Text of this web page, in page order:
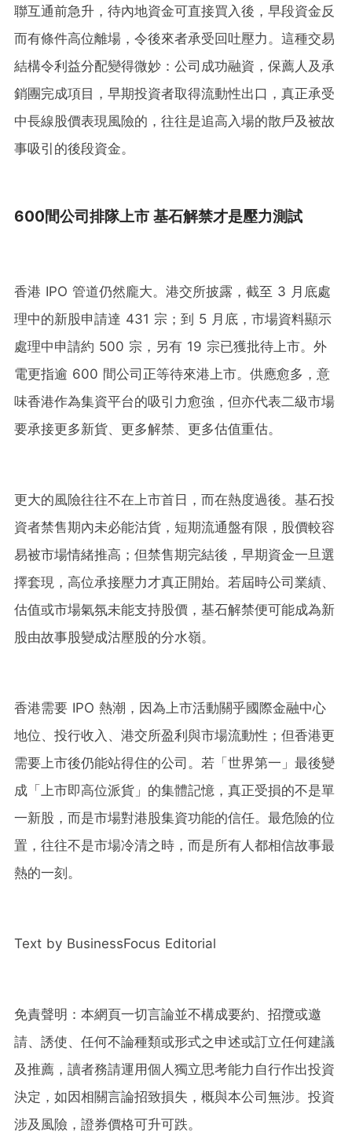
聯互通前急升，待內地資金可直接買入後，早段資金反
而有條件高位離場，令後來者承受回吐壓力。這種交易
結構令利益分配變得微妙：公司成功融資，保薦人及承
銷團完成項目，早期投資者取得流動性出口，真正承受
中長線股價表現風險的，往往是追高入場的散戶及被故
事吸引的後段資金。
600間公司排隊上市 基石解禁才是壓力測試
香港 IPO 管道仍然龐大。港交所披露，截至 3 月底處
理中的新股申請達 431 宗；到 5 月底，市場資料顯示
處理中申請約 500 宗，另有 19 宗已獲批待上市。外
電更指逾 600 間公司正等待來港上市。供應愈多，意
味香港作為集資平台的吸引力愈強，但亦代表二級市場
要承接更多新貨、更多解禁、更多估值重估。
更大的風險往往不在上市首日，而在熱度過後。基石投
資者禁售期內未必能沽貨，短期流通盤有限，股價較容
易被市場情緒推高；但禁售期完結後，早期資金一旦選
擇套現，高位承接壓力才真正開始。若屆時公司業績、
估值或市場氣氛未能支持股價，基石解禁便可能成為新
股由故事股變成沽壓股的分水嶺。
香港需要 IPO 熱潮，因為上市活動關乎國際金融中心
地位、投行收入、港交所盈利與市場流動性；但香港更
需要上市後仍能站得住的公司。若「世界第一」最後變
成「上市即高位派貨」的集體記憶，真正受損的不是單
一新股，而是市場對港股集資功能的信任。最危險的位
置，往往不是市場冷清之時，而是所有人都相信故事最
熱的一刻。
Text by BusinessFocus Editorial
免責聲明：本網頁一切言論並不構成要約、招攬或邀
請、誘使、任何不論種類或形式之申述或訂立任何建議
及推薦，讀者務請運用個人獨立思考能力自行作出投資
決定，如因相關言論招致損失，概與本公司無涉。投資
涉及風險，證券價格可升可跌。